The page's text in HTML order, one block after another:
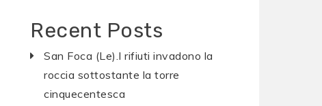
Recent Posts
San Foca (Le).I rifiuti invadono la
roccia sottostante la torre
cinquecentesca